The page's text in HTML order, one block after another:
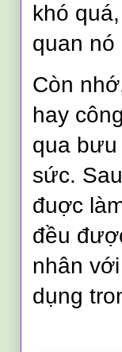
khó
quan nó
Còn
hay
qua
sức.
đuợc
đều
nhân
dụng